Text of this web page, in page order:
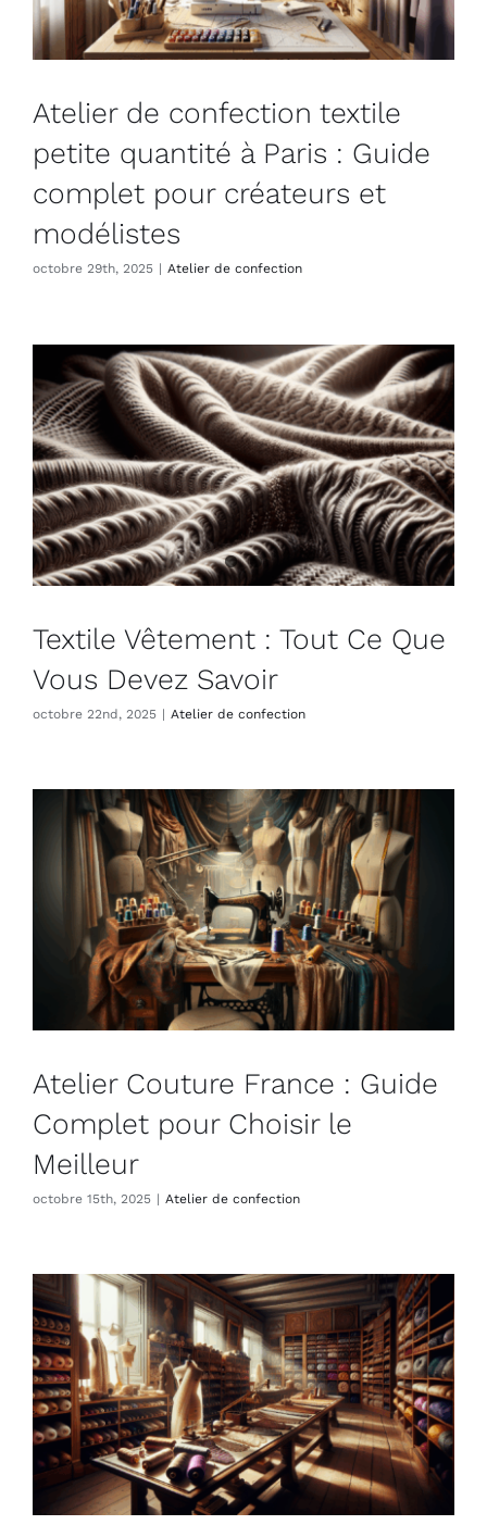
Atelier de confection textile
petite quantité à Paris : Guide
complet pour créateurs et
modélistes
octobre 29th, 2025 | Atelier de confection
Textile Vêtement : Tout Ce Que
Vous Devez Savoir
octobre 22nd, 2025 | Atelier de confection
Atelier Couture France : Guide
Complet pour Choisir le
Meilleur
octobre 15th, 2025 | Atelier de confection